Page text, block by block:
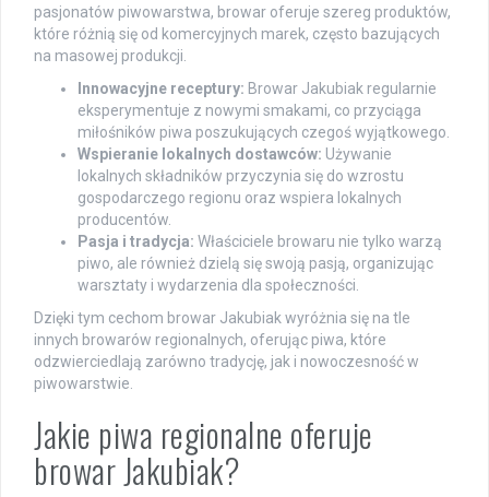
pasjonatów piwowarstwa, browar oferuje szereg produktów,
które różnią się od komercyjnych marek, często bazujących
na masowej produkcji.
Innowacyjne receptury: Browar Jakubiak regularnie
eksperymentuje z nowymi smakami, co przyciąga
miłośników piwa poszukujących czegoś wyjątkowego.
Wspieranie lokalnych dostawców: Używanie
lokalnych składników przyczynia się do wzrostu
gospodarczego regionu oraz wspiera lokalnych
producentów.
Pasja i tradycja: Właściciele browaru nie tylko warzą
piwo, ale również dzielą się swoją pasją, organizując
warsztaty i wydarzenia dla społeczności.
Dzięki tym cechom browar Jakubiak wyróżnia się na tle
innych browarów regionalnych, oferując piwa, które
odzwierciedlają zarówno tradycję, jak i nowoczesność w
piwowarstwie.
Jakie piwa regionalne oferuje
browar Jakubiak?